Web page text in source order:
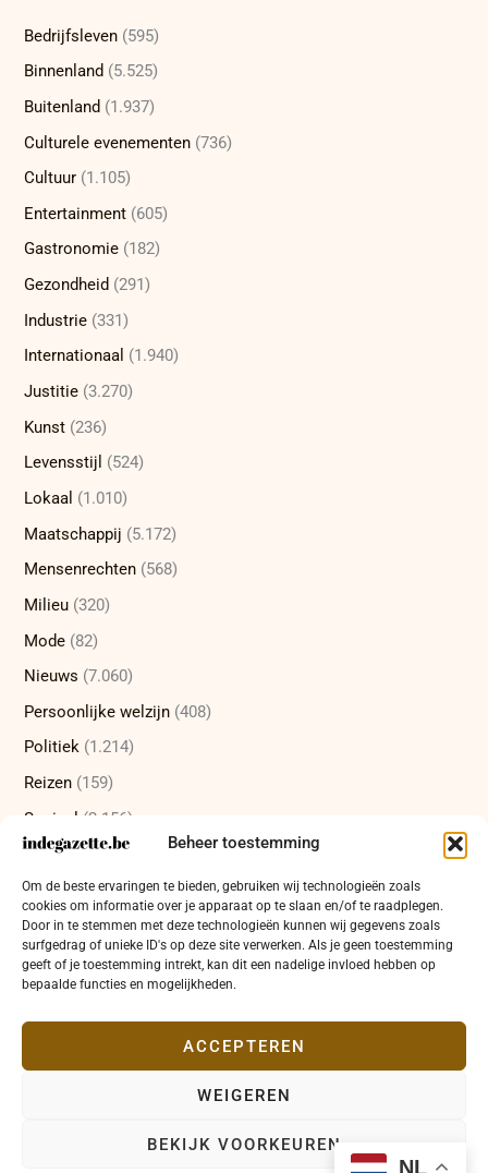
Beheer toestemming
Om de beste ervaringen te bieden, gebruiken wij technologieën zoals
cookies om informatie over je apparaat op te slaan en/of te raadplegen.
Door in te stemmen met deze technologieën kunnen wij gegevens zoals
surfgedrag of unieke ID's op deze site verwerken. Als je geen toestemming
geeft of je toestemming intrekt, kan dit een nadelige invloed hebben op
bepaalde functies en mogelijkheden.
ACCEPTEREN
WEIGEREN
BEKIJK VOORKEUREN
Bedrijfsleven (595)
Binnenland (5.525)
Buitenland (1.937)
Culturele evenementen (736)
Cultuur (1.105)
Entertainment (605)
Gastronomie (182)
Gezondheid (291)
Industrie (331)
Internationaal (1.940)
Justitie (3.270)
Kunst (236)
Levensstijl (524)
Lokaal (1.010)
Maatschappij (5.172)
Mensenrechten (568)
Milieu (320)
Mode (82)
Nieuws (7.060)
Persoonlijke welzijn (408)
Politiek (1.214)
Reizen (159)
Sociaal (2.156)
Sport(232)
Technologie(415)
Uncategorized(12)
Wetenschap(472)
Wetenschappelijke ontdekkingen
Copyright © 2026 indegazette.be |Privacy
NL